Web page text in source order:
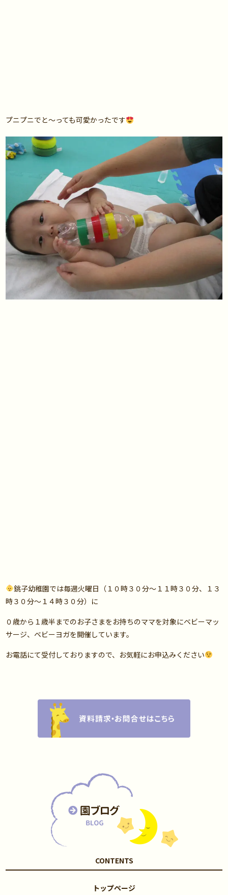
プニプニでと～っても可愛かったです
銚子幼稚園では毎週火曜日（１０時３０分～１１時３０分、１３
時３０分～１４時３０分）に
０歳から１歳半までのお子さまをお持ちのママを対象にベビーマッ
サージ、ベビーヨガを開催しています。
お電話にて受付しておりますので、お気軽にお申込みください
CONTENTS
トップページ